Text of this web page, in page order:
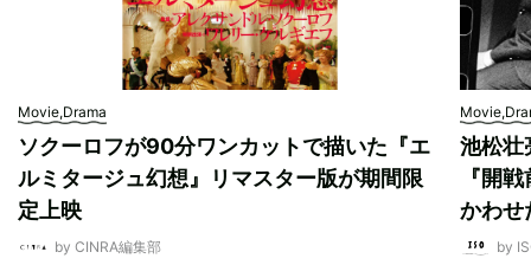
Movie,Drama
ソクーロフが90分ワンカットで描いた『エ
ルミタージュ幻想』リマスター版が期間限
定上映
by CINRA編集部
池松壮
『開
かわせ
by